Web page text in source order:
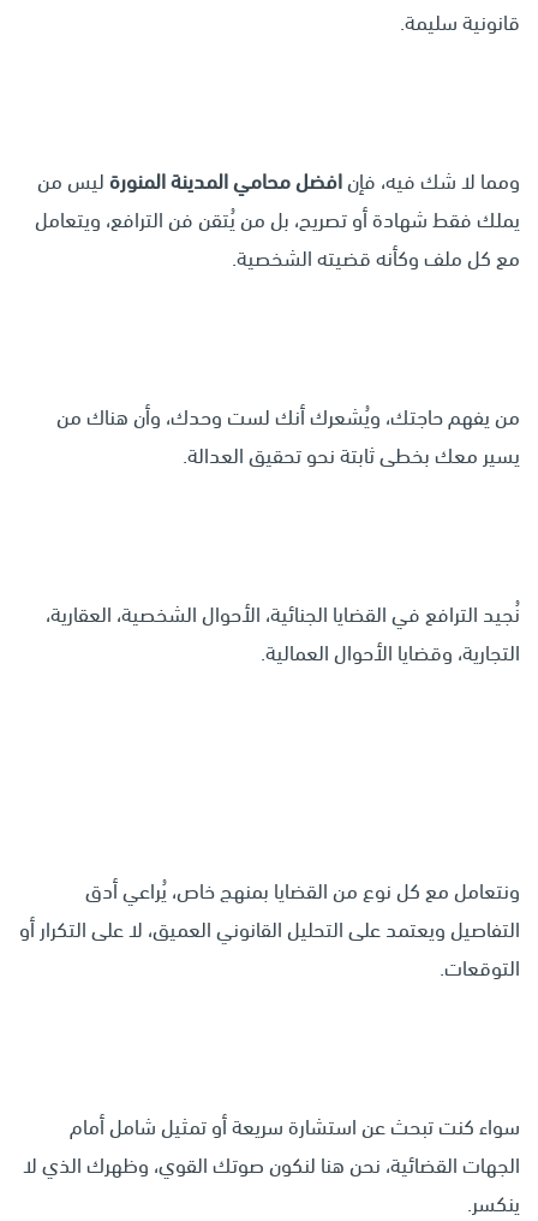
قانونية سليمة.
ومما لا شك فيه، فإنافضل محامي المدينة المنورةليس من
يملك فقط شهادة أو تصريح، بل من يُتقن فن الترافع، ويتعامل
مع كل ملف وكأنه قضيته الشخصية.
من يفهم حاجتك، ويُشعرك أنك لست وحدك، وأن هناك من
يسير معك بخطى ثابتة نحو تحقيق العدالة.
نُجيد الترافع في القضايا الجنائية، الأحوال الشخصية، العقارية،
التجارية، وقضايا الأحوال العمالية.
ونتعامل مع كل نوع من القضايا بمنهج خاص، يُراعي أدق
التفاصيل ويعتمد على التحليل القانوني العميق، لا على التكرار أو
التوقعات.
سواء كنت تبحث عن استشارة سريعة أو تمثيل شامل أمام
الجهات القضائية، نحن هنا لنكون صوتك القوي، وظهرك الذي لا
ينكسر.